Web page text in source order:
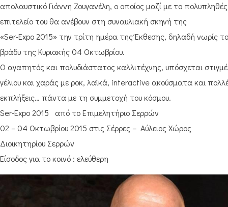
απολαυστικό Γιάννη Ζουγανέλη, ο οποίος μαζί με το πολυπληθές
επιτελείο του θα ανέβουν στη συναυλιακή σκηνή της
«Ser-Expo 2015» την τρίτη ημέρα της Έκθεσης, δηλαδή νωρίς το
βράδυ της Κυριακής 04 Οκτωβρίου.
Ο αγαπητός και πολυδιάστατος καλλιτέχνης, υπόσχεται
γέλιου και χαράς με ροκ, λαϊκά, interactive ακούσματα και
εκπλήξεις… πάντα με τη συμμετοχή του κόσμου.
Ser-Expo 2015 από το Επιμελητήριο Σερρών
02 – 04 Οκτωβρίου 2015 στις Σέρρες – Αύλειος Χώρος
Διοικητηρίου Σερρών
Είσοδος για το κοινό : ελεύθερη